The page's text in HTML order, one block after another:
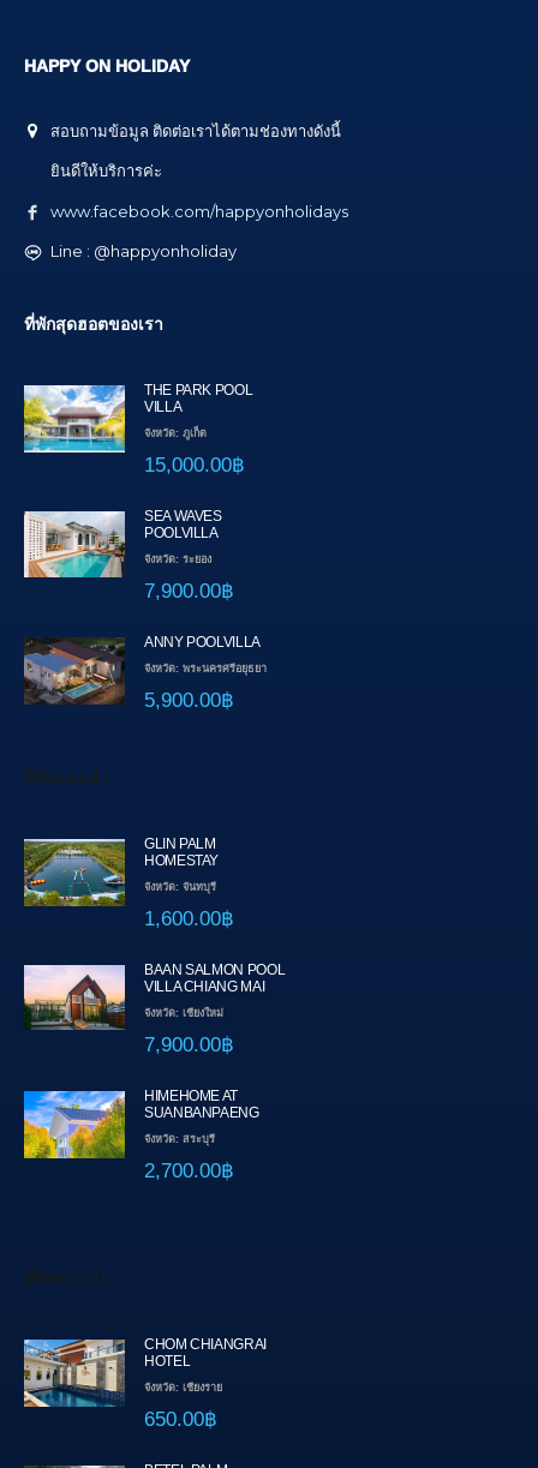
HAPPY ON HOLIDAY
สอบถามข้อมูล ติดต่อเราได้ตามช่องทางดังนี้
ยินดีให้บริการค่ะ
www.facebook.com/happyonholidays
Line : @happyonholiday
ที่พักสุดฮอตของเรา
THE PARK POOL
VILLA
จังหวัด: ภูเก็ต
15,000.00฿
SEA WAVES
POOLVILLA
จังหวัด: ระยอง
7,900.00฿
ANNY POOLVILLA
จังหวัด: พระนครศรีอยุธยา
5,900.00฿
ที่พักแนะนำ
GLIN PALM
HOMESTAY
จังหวัด: จันทบุรี
1,600.00฿
BAAN SALMON POOL
VILLA CHIANG MAI
จังหวัด: เชียงใหม่
7,900.00฿
HIMEHOME AT
SUANBANPAENG
จังหวัด: สระบุรี
2,700.00฿
ที่พักแนะนำ
CHOM CHIANGRAI
HOTEL
จังหวัด: เชียงราย
650.00฿